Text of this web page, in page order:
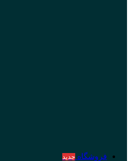
فروشگاه جدید